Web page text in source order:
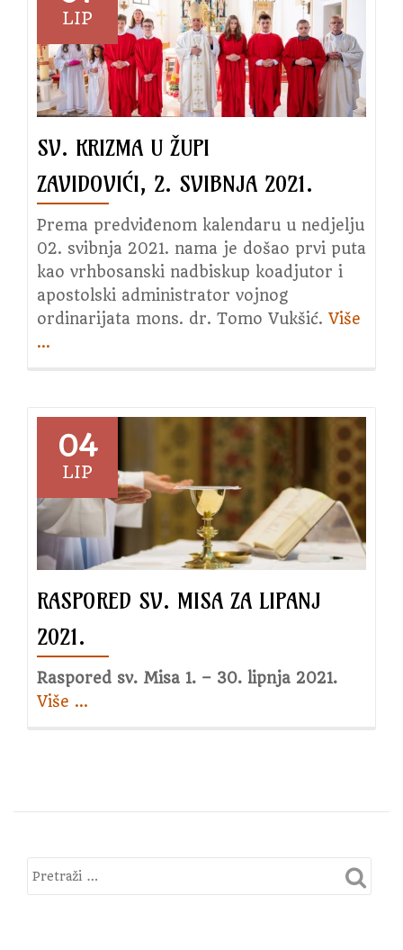
LIP
SV. KRIZMA U ŽUPI
ZAVIDOVIĆI, 2. SVIBNJA 2021.
Prema predviđenom kalendaru u nedjelju
02. svibnja 2021. nama je došao prvi puta
kao vrhbosanski nadbiskup koadjutor i
apostolski administrator vojnog
ordinarijata mons. dr. Tomo Vukšić. Više
2.
2021.
…
04
LIP
RASPORED SV. MISA ZA LIPANJ
2021.
Raspored sv. Misa 1. – 30. lipnja 2021.
Više about
…